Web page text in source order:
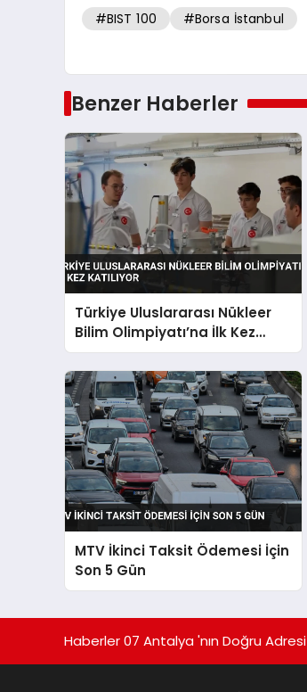
#BIST 100 #Borsa İstanbul
Benzer Haberler
Türkiye Uluslararası Nükleer
Bilim Olimpiyatı’na İlk Kez
Katılıyor
MTV İkinci Taksit Ödemesi İçin
Son 5 Gün
Haberler 07 Antalya 'nın Doğru Adresi